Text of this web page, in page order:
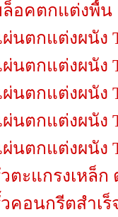
อคตกแต่งพื้น
นตกแต่งผนัง
นตกแต่งผนัง
นตกแต่งผนัง
นตกแต่งผนัง
นตกแต่งผนัง
ตะแกรงเหล็ก
คอนกรีตสำเร็